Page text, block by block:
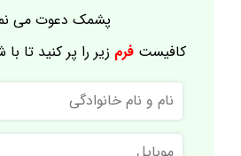
پشمک دعوت می
کافیستفرم زیر را پر کنید تا
نام
و
نام
خانوادگی
موبایل